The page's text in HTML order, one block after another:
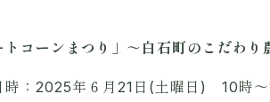
トコーンまつり」～白石町のこだわ
：2025年６月21日(土曜日) 10時～